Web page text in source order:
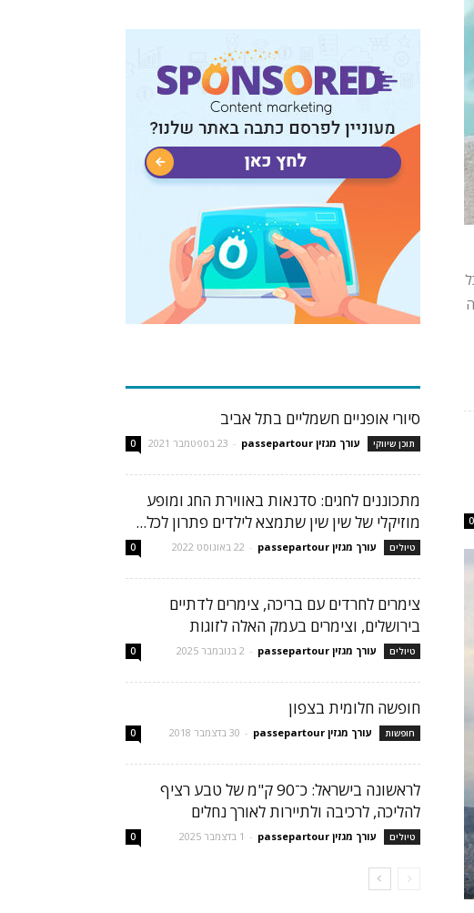
0
סיורי אופניים חשמליים בתל אביב
תוכן שיווקי עורך מגזין passepartour - 23 בספטמבר 2021 0
מתכוננים לחגים: סדנאות באווירת החג ומופע
מוזיקלי של שין שין שתמצא לילדים פתרון לכל...
טיולים עורך מגזין passepartour - 22 באוגוסט 2022 0
צימרים לחרדים עם בריכה, צימרים לדתיים
בירושלים, וצימרים בעמק האלה לזוגות
טיולים עורך מגזין passepartour - 2 בנובמבר 2025 0
חופשה חלומית בצפון
חופשות עורך מגזין passepartour - 30 בדצמבר 2018 0
לראשונה בישראל: כ־90 ק"מ של טבע רציף
להליכה, לרכיבה ולתיירות לאורך נחלים
טיולים עורך מגזין passepartour - 1 בדצמבר 2025 0